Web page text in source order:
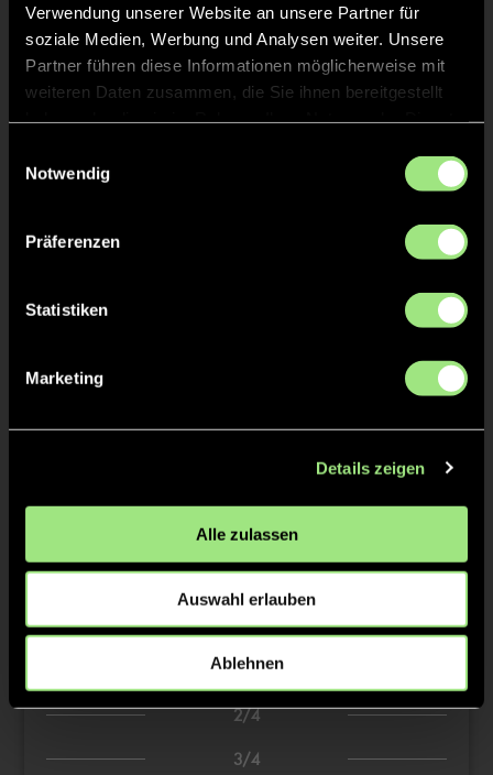
Verwendung unserer Website an unsere Partner für
soziale Medien, Werbung und Analysen weiter. Unsere
Partner führen diese Informationen möglicherweise mit
weiteren Daten zusammen, die Sie ihnen bereitgestellt
Notwendig
Präferenzen
Statistiken
Marketing
Details zeigen
Alle zulassen
Auswahl erlauben
Ablehnen
Staff
Jasper
5:0 Mathilda H., 0’
2/4
3/4